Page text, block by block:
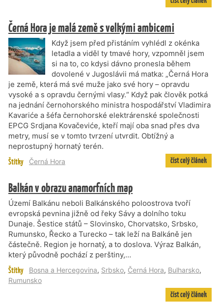
Černá Hora je malá země s velkými ambicemi
Když jsem před přistáním vyhlédl z okénka
letadla a viděl ty tmavé hory, vzpomněl jsem
si na to, co kdysi dávno pronesla během
dovolené v Jugoslávii má matka: „Černá Hora
je země, která má své muže jako své hory – opravdu
vysoké a s opravdu černými vlasy.“ Když pak člověk potká
na jednání černohorského ministra hospodářství Vladimira
Kavariće a šéfa černohorské elektrárenské společnosti
EPCG Srdjana Kovačeviće, kteří mají oba snad přes dva
metry, musí se v tomto tvrzení utvrdit. Obtížný a
neprostupný hornatý terén.
Štítky Černá Hora číst celý článek
Balkán v obrazu anamorfních map
Území Balkánu neboli Balkánského poloostrova tvoří
evropská pevnina jižně od řeky Sávy a dolního toku
Dunaje. Šestice států – Slovinsko, Chorvatsko, Srbsko,
Rumunsko, Řecko a Turecko – tak leží na Balkáně jen
částečně. Region je hornatý, a to doslova. Výraz Balkán,
který původně pochází z perštiny,…
Štítky Bosna a Hercegovina, Srbsko, Černá Hora, Bulharsko,
Rumunsko
číst celý článek